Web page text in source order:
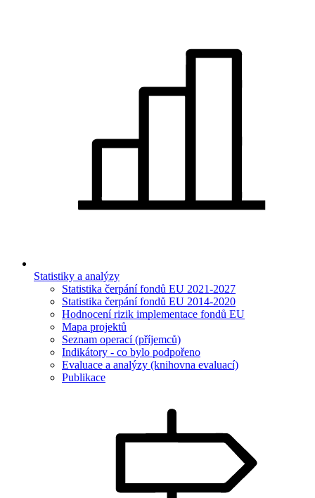
Statistiky a analýzy
Statistika čerpání fondů EU 2021-2027
Statistika čerpání fondů EU 2014-2020
Hodnocení rizik implementace fondů EU
Mapa projektů
Seznam operací (příjemců)
Indikátory - co bylo podpořeno
Evaluace a analýzy (knihovna evaluací)
Publikace